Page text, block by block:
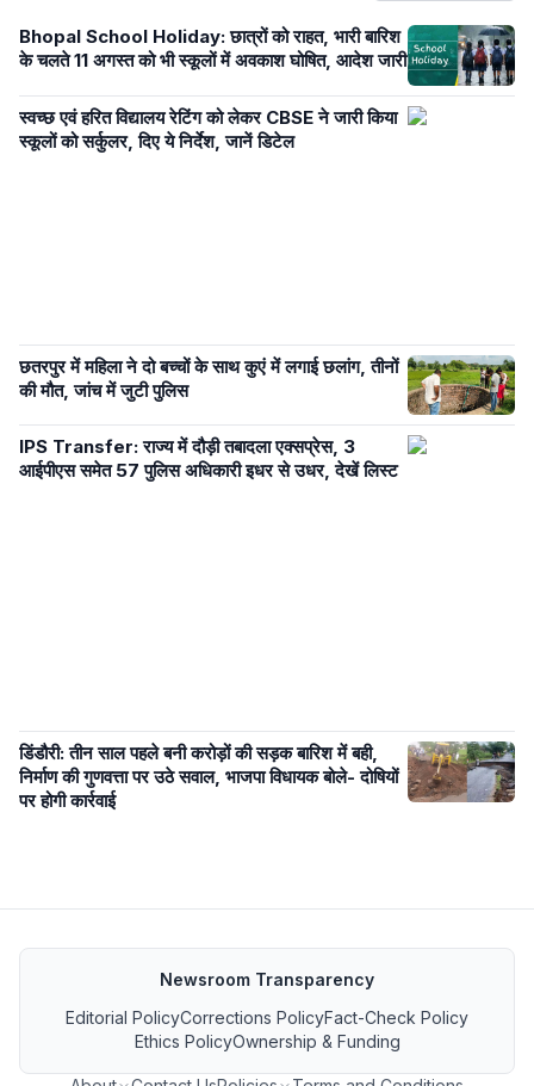
Bhopal School Holiday: छात्रों को राहत, भारी बारिश
के चलते 11 अगस्त को भी स्कूलों में अवकाश घोषित, आदेश जारी
स्वच्छ एवं हरित विद्यालय रेटिंग को लेकर CBSE ने जारी किया
स्कूलों को सर्कुलर, दिए ये निर्देश, जानें डिटेल
छतरपुर में महिला ने दो बच्चों के साथ कुएं में लगाई छलांग, तीनों
की मौत, जांच में जुटी पुलिस
IPS Transfer: राज्य में दौड़ी तबादला एक्सप्रेस, 3
आईपीएस समेत 57 पुलिस अधिकारी इधर से उधर, देखें लिस्ट
डिंडौरी: तीन साल पहले बनी करोड़ों की सड़क बारिश में बही,
निर्माण की गुणवत्ता पर उठे सवाल, भाजपा विधायक बोले- दोषियों
पर होगी कार्रवाई
Newsroom Transparency
Editorial PolicyCorrections PolicyFact-Check Policy
Ethics PolicyOwnership & Funding